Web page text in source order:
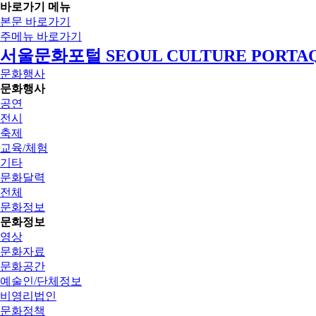
바로가기 메뉴
본문 바로가기
주메뉴 바로가기
서울문화포털 SEOUL CULTURE
문화행사
문화행사
공연
전시
축제
교육/체험
기타
문화달력
전체
문화정보
문화정보
영상
문화자료
문화공간
예술인/단체정보
비영리법인
문화정책